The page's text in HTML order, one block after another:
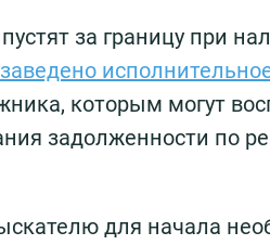
за границу при
заведено
которым могут
задолженности по
для начала